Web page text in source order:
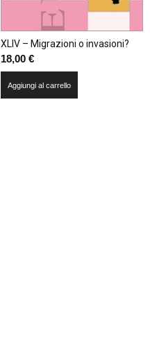
XLIV – Migrazioni o invasioni?
18,00 €
Aggiungi al carrello